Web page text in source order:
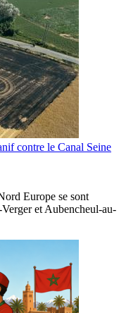
contre le Canal Seine
Europe se sont
et Aubencheul-au-